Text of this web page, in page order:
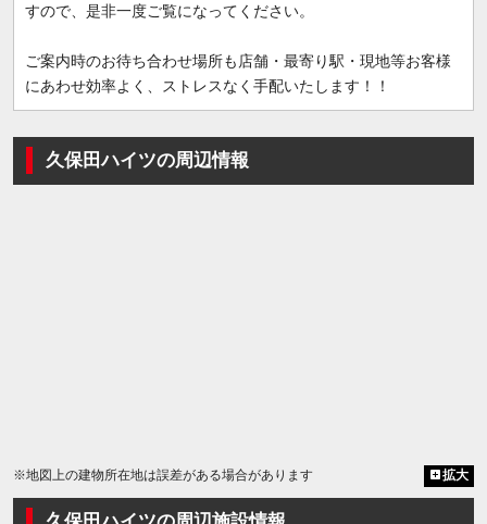
すので、是非一度ご覧になってください。
ご案内時のお待ち合わせ場所も店舗・最寄り駅・現地等お客様
にあわせ効率よく、ストレスなく手配いたします！！
久保田ハイツの周辺情報
※地図上の建物所在地は誤差がある場合があります 拡大